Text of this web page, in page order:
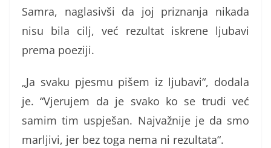
Samra, naglasivši da joj priznanja nikada
nisu bila cilj, već rezultat iskrene ljubavi
prema poeziji.
„Ja svaku pjesmu pišem iz ljubavi“, dodala
je. “Vjerujem da je svako ko se trudi već
samim tim uspješan. Najvažnije je da smo
marljivi, jer bez toga nema ni rezultata“.